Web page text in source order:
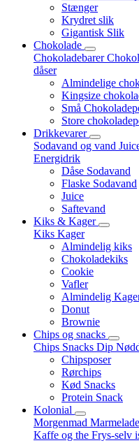
Stænger
Krydret slik
Gigantisk Slik
Chokolade
Chokoladebarer
dåser
Almindelige
Kingsize
Små
Store
Drikkevarer
Sodavand og vand
Energidrik
Dåse Sodavand
Flaske Sodavand
Juice
Saftevand
Kiks & Kager
Kiks Kager
Almindelig kiks
Chokoladekiks
Cookie
Vafler
Almindelig
Donut
Brownie
Chips og snacks
Chips Snacks Dip
Chipsposer
Rørchips
Kød Snacks
Protein Snack
Kolonial
Morgenmad
Kaffe og the Frys-selv